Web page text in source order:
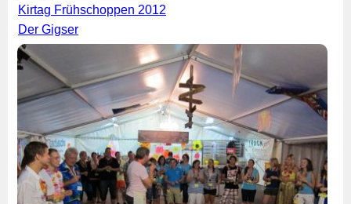
Kirtag Frühschoppen 2012
Der Gigser